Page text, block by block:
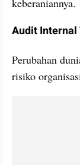
keberaniannya.
Audit
Perubahan
risiko